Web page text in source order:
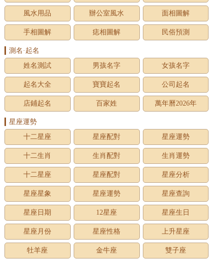
風水用品 辦公室風水 面相圖解
手相圖解 痣相圖解 民俗預測
測名·起名
姓名測試
男孩名字 女孩名字
起名大全 寶寶起名 公司起名
店鋪起名 百家姓 萬年曆2026年
星座運勢
十二星座
星座配對 星座運勢
十二生肖 生肖配對 生肖運勢
十二星座 星座配對 星座分析
星座星象 星座運勢 星座查詢
星座日期 12星座 星座生日
星座月份 星座性格 上升星座
牡羊座 金牛座 雙子座